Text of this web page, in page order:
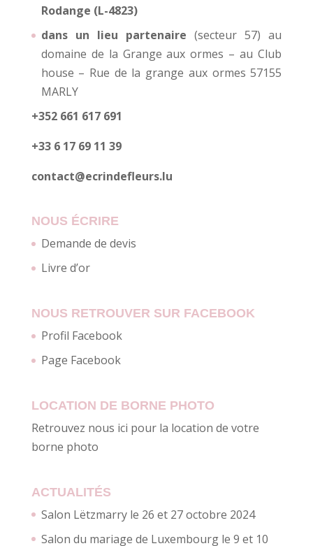
Rodange (L-4823)
dans un lieu partenaire (secteur 57) au
domaine de la Grange aux ormes – au Club
house – Rue de la grange aux ormes 57155
MARLY
+352 661 617 691
+33 6 17 69 11 39
contact@ecrindefleurs.lu
NOUS ÉCRIRE
Demande de devis
Livre d’or
NOUS RETROUVER SUR FACEBOOK
Profil Facebook
Page Facebook
LOCATION DE BORNE PHOTO
Retrouvez nous ici pour la location de votre
borne photo
ACTUALITÉS
Salon Lëtzmarry le 26 et 27 octobre 2024
Salon du mariage de Luxembourg le 9 et 10